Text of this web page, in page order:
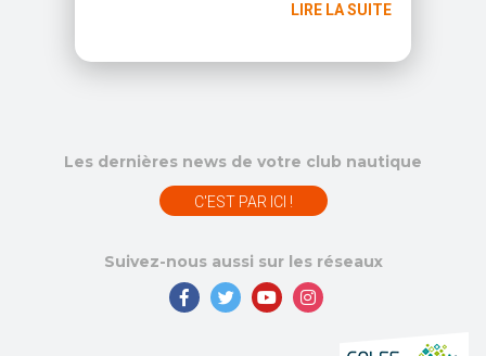
LIRE LA SUITE
Les dernières news de votre club nautique
C'EST PAR ICI !
Suivez-nous aussi sur les réseaux